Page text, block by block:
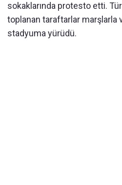
sokaklarında protesto etti.
toplanan taraftarlar marşlarla
stadyuma yürüdü.